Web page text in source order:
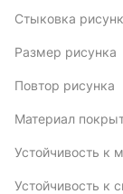
Стыковка
Размер рисунка
Повтор рисунка
Материал
Устойчивость к
Устойчивость к